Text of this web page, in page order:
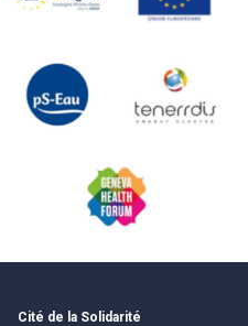
Cité de la Solidarité